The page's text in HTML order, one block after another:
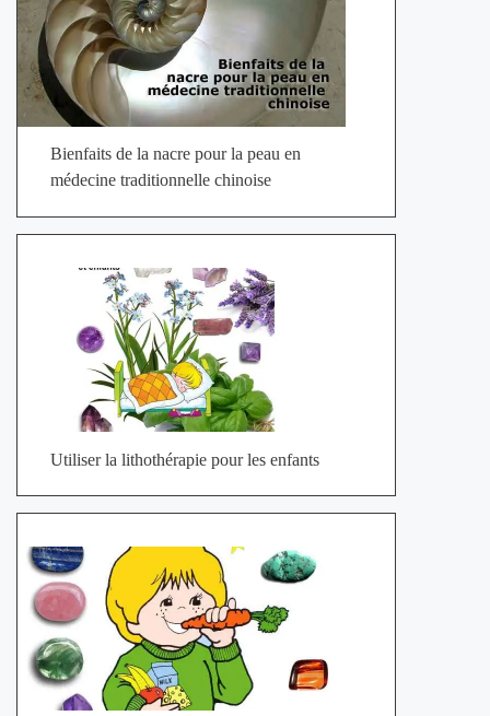
Bienfaits de la nacre pour la peau en
médecine traditionnelle chinoise
Utiliser la lithothérapie pour les enfants